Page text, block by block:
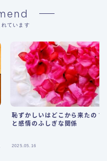
ています
恥ずかしいはどこから来たの
と感情のふしぎな関係
2025.05.16